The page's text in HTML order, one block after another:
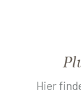
Hier